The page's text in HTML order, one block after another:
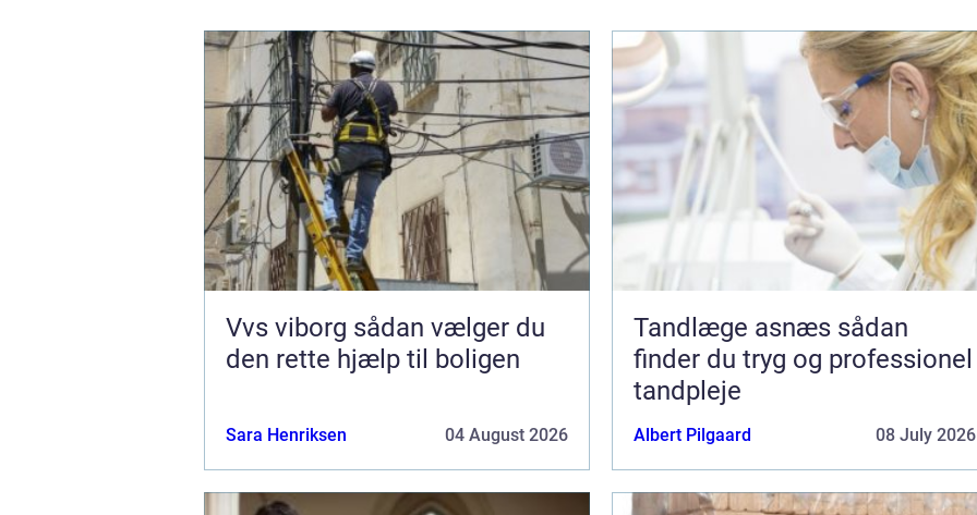
Vvs viborg sådan vælger du
den rette hjælp til boligen
Sara Henriksen 04 August 2026
Tandlæge asnæs sådan
finder du tryg og professionel
tandpleje
Albert Pilgaard 08 July 2026